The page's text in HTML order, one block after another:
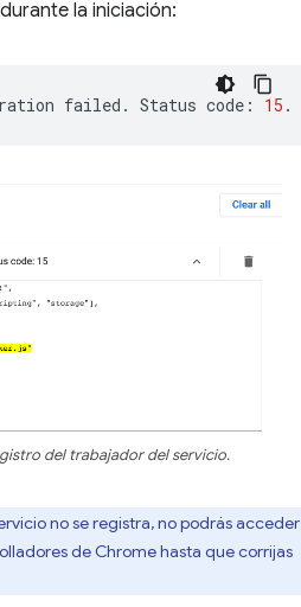
la iniciación:
failed. Status code: 15
del trabajador del servicio.
no se registra, no podrás acceder
de Chrome hasta que corrijas